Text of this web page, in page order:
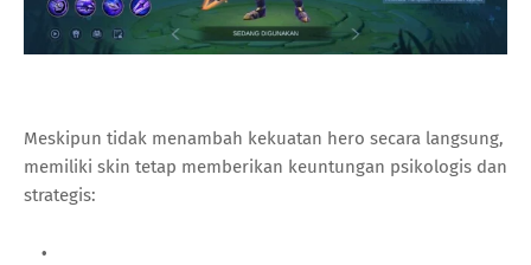
Meskipun tidak menambah kekuatan hero secara langsung,
memiliki skin tetap memberikan keuntungan psikologis dan
strategis: